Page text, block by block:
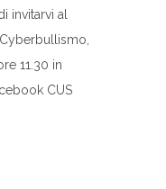
invitarvi al
11.30 in
CUS